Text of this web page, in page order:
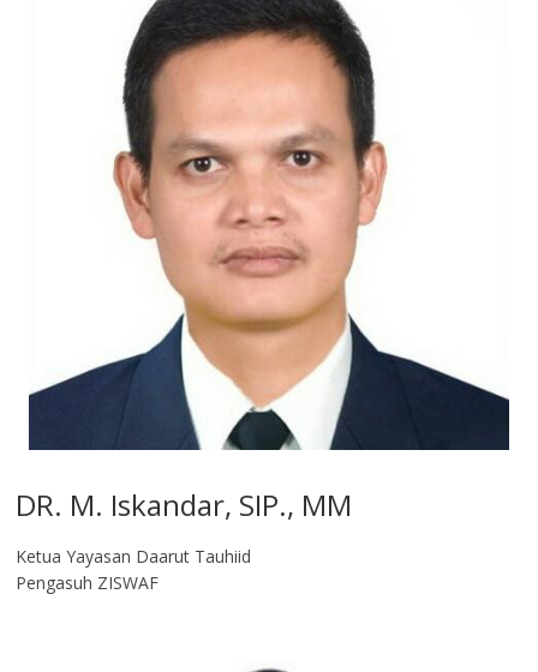
DR. M. Iskandar, SIP., MM
Ketua Yayasan Daarut Tauhiid
Pengasuh ZISWAF